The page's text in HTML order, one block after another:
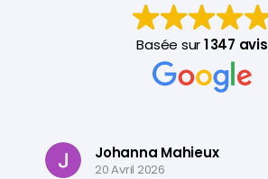
Basée sur1 347 avis
Johanna Mahieux
20 Avril 2026